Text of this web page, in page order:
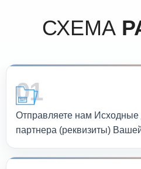
СХЕМА
01
Отправляете нам Исходные
партнера (реквизиты)